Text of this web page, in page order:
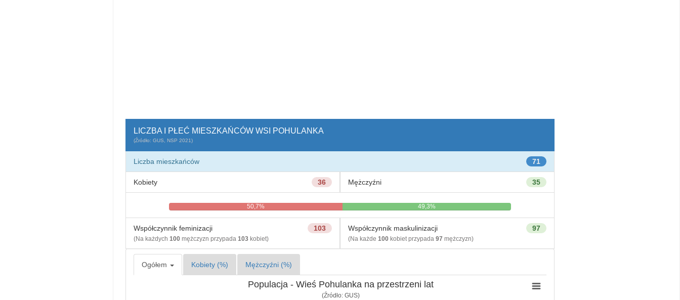
LICZBA I PŁEĆ MIESZKAŃCÓW WSI POHULANKA
(Źródło: GUS, NSP 2021)
71
Liczba mieszkańców
36
Kobiety 35
Mężczyźni
50,7% 49,3%
103
Współczynnik feminizacji
(Na każdych 100mężczyzn przypada 103kobiet)
97
Współczynnik maskulinizacji
(Na każde 100kobiet przypada 97 mężczyzn)
Ogółem Kobiety (%) Mężczyźni (%)
Populacja - Wieś Pohulanka na przestrzeni lat
(Źródło: GUS)